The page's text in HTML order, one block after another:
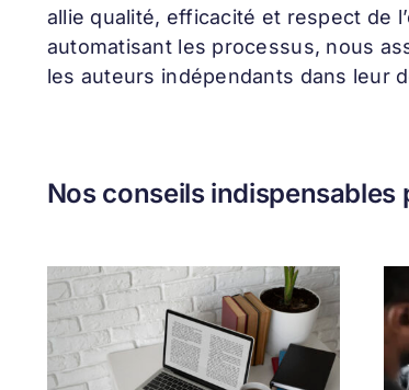
allie qualité, efficacité et respect de
automatisant les processus, nous
les auteurs indépendants dans leur
Nos conseils